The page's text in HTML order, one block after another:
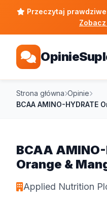
Przeczytaj
Strona główna Opinie
BCAA AMINO-HYDRATE
BCAA
Orange &
Applied Nutrition